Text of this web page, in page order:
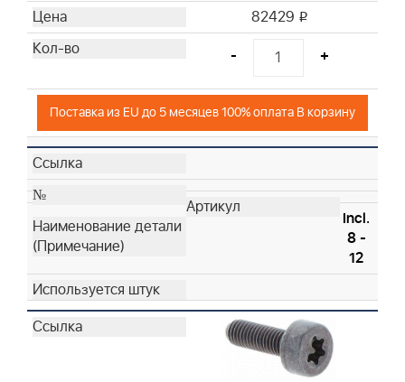
82429 i
- +
Поставка из EU до 5 месяцев 100% оплата В корзину
Incl.
8 -
12